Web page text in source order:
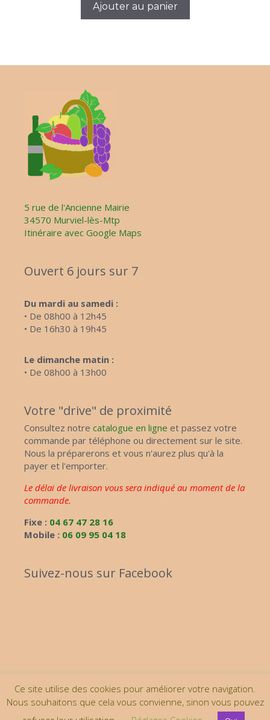
Ajouter au panier
5 rue de l'Ancienne Mairie
34570 Murviel-lès-Mtp
Itinéraire avec Google Maps
Ouvert 6 jours sur 7
Du mardi au samedi :
• De 08h00 à 12h45
• De 16h30 à 19h45
Le dimanche matin :
• De 08h00 à 13h00
Votre "drive" de proximité
Consultez notre catalogue en ligne et passez votre
commande par téléphone ou directement sur le site.
Nous la préparerons et vous n'aurez plus qu'à la
payer et l'emporter.
Le délai de livraison vous sera indiqué au moment de la
commande.
Fixe : 04 67 47 28 16
Mobile : 06 09 95 04 18
Suivez-nous sur Facebook
Ce site utilise des cookies pour améliorer votre navigation.
Nous souhaitons que cela vous convienne, sinon vous pouvez